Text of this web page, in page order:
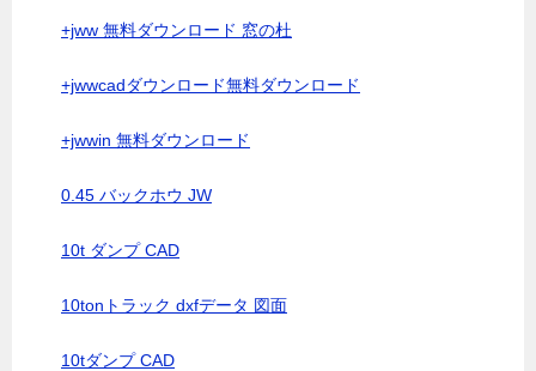
+jww 無料ダウンロード 窓の杜
+jwwcadダウンロード無料ダウンロード
+jwwin 無料ダウンロード
0.45 バックホウ JW
10t ダンプ CAD
10tonトラック dxfデータ 図面
10tダンプ CAD